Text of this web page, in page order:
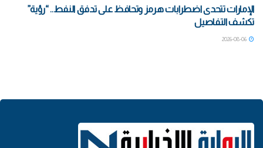
الإمارات تتحدى اضطرابات هرمز وتحافظ على تدفق النفط.. “رؤية”
تكشف التفاصيل